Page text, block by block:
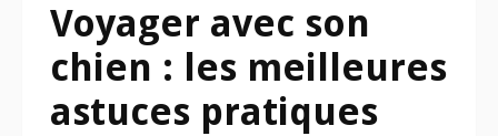
Voyager avec son
chien : les meilleures
astuces pratiques